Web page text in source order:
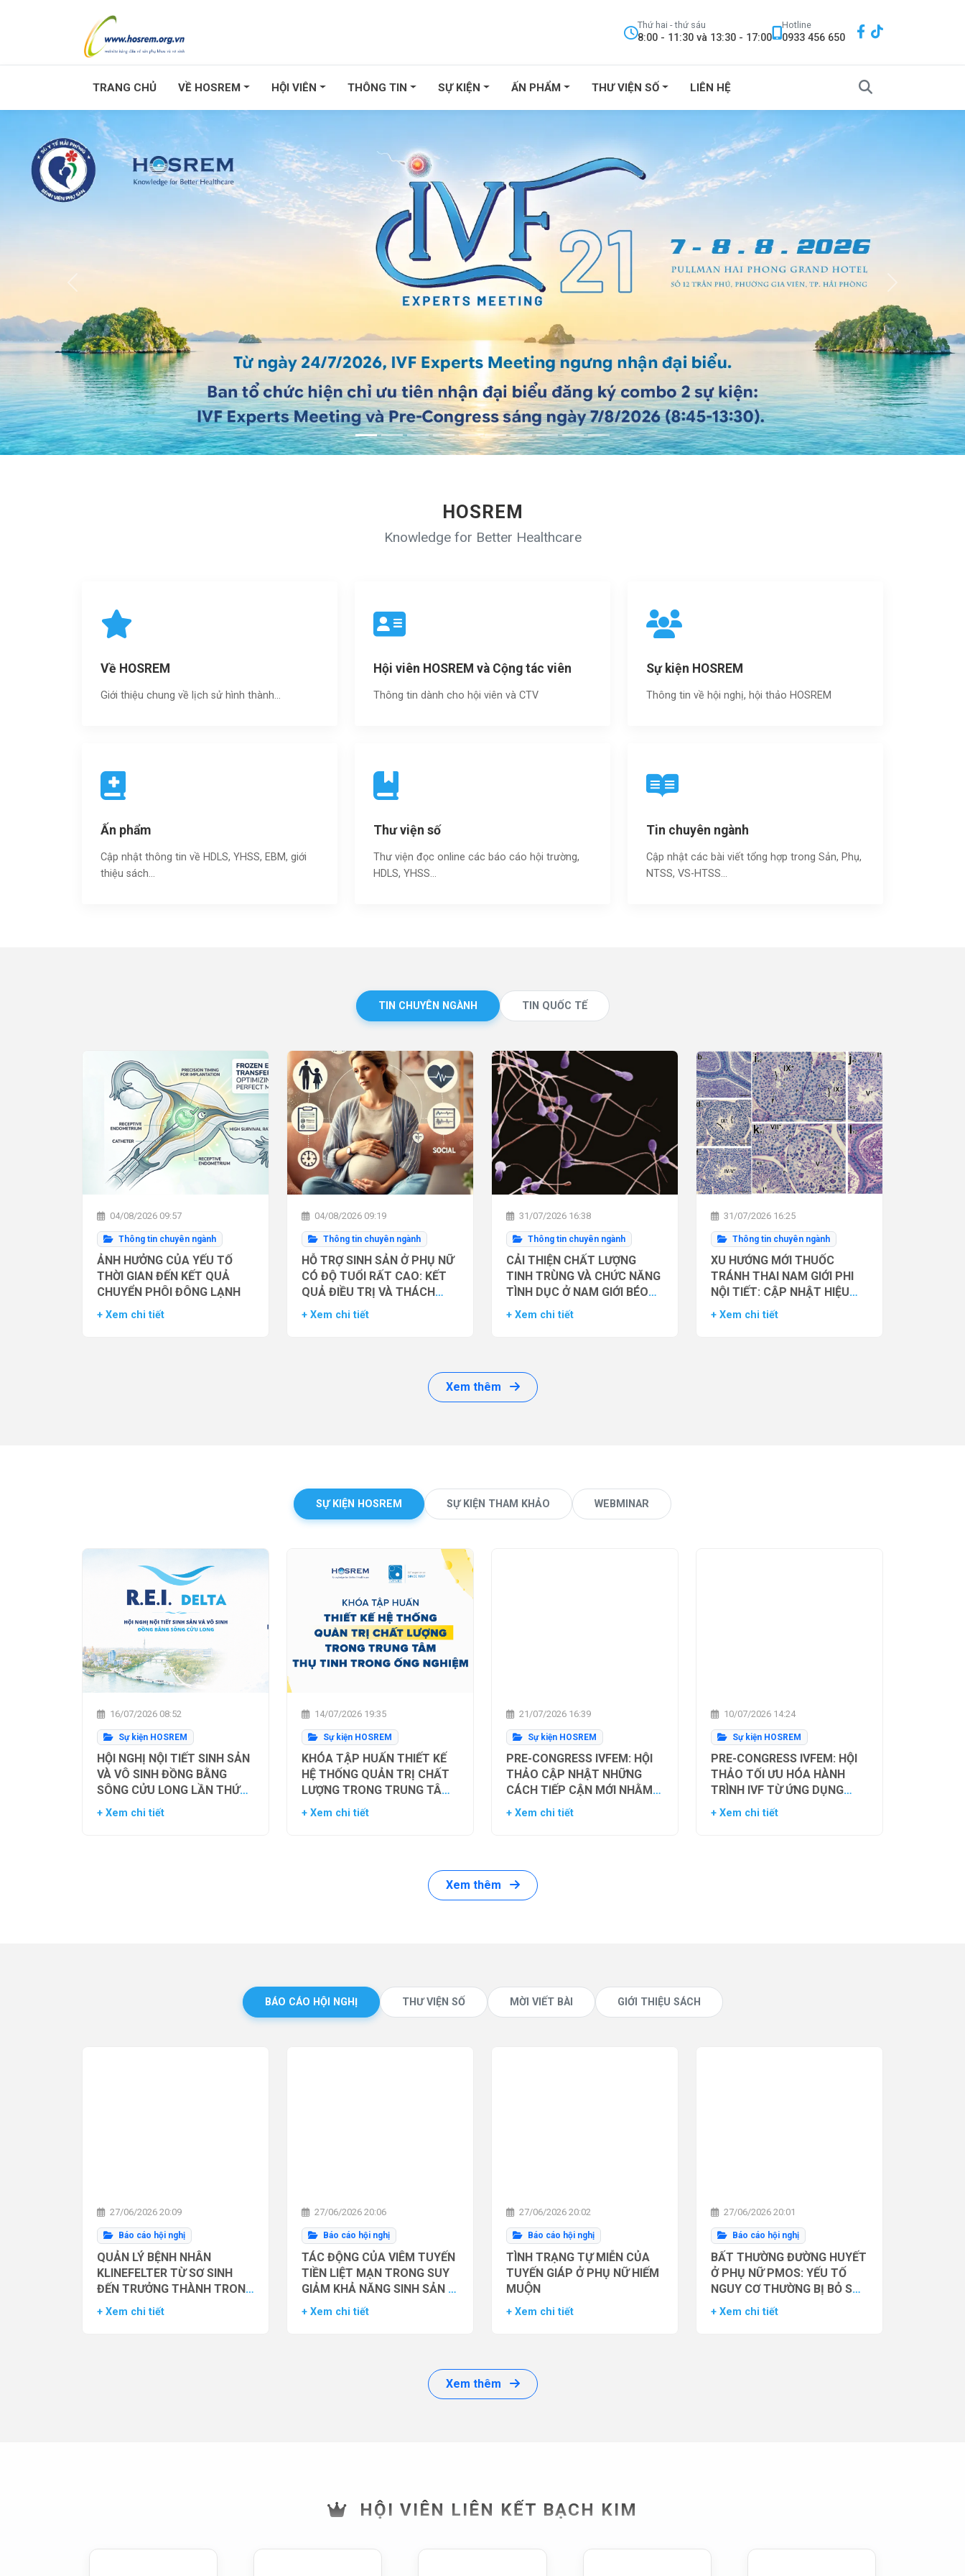
Thứ hai - thứ sáu
8:00 - 11:30 và 13:30 - 17:00
Hotline
0933 456 650
TRANG CHỦ VỀ HOSREM HỘI VIÊN THÔNG TIN SỰ KIỆN ẤN PHẨM THƯ VIỆN SỐ LIÊN HỆ
HOSREM
Knowledge for Better Healthcare
Về HOSREM
Giới thiệu chung về lịch sử hình thành...
Hội viên HOSREM và Cộng tác viên
Thông tin dành cho hội viên và CTV
Sự kiện HOSREM
Thông tin về hội nghị, hội thảo HOSREM
Ấn phẩm
Cập nhật thông tin về HDLS, YHSS, EBM, giới
thiệu sách…
Thư viện số
Thư viện đọc online các báo cáo hội trường,
HDLS, YHSS…
Tin chuyên ngành
Cập nhật các bài viết tổng hợp trong Sản, Phụ,
NTSS, VS-HTSS...
TIN CHUYÊN NGÀNH TIN QUỐC TẾ
04/08/2026 09:57
Thông tin chuyên ngành
ẢNH HƯỞNG CỦA YẾU TỐ
THỜI GIAN ĐẾN KẾT QUẢ
CHUYỂN PHÔI ĐÔNG LẠNH
+ Xem chi tiết
04/08/2026 09:19
Thông tin chuyên ngành
HỖ TRỢ SINH SẢN Ở PHỤ NỮ
CÓ ĐỘ TUỔI RẤT CAO: KẾT
QUẢ ĐIỀU TRỊ VÀ THÁCH
THỨC LÂM SÀNG
+ Xem chi tiết
31/07/2026 16:38
Thông tin chuyên ngành
CẢI THIỆN CHẤT LƯỢNG
TINH TRÙNG VÀ CHỨC NĂNG
TÌNH DỤC Ở NAM GIỚI BÉO
PHÌ BẰNG THUỐC ĐỒNG VẬN
+ Xem chi tiết
31/07/2026 16:25
Thông tin chuyên ngành
XU HƯỚNG MỚI THUỐC
TRÁNH THAI NAM GIỚI PHI
NỘI TIẾT: CẬP NHẬT HIỆU
QUẢ THỬ NGHIỆM LÂM
+ Xem chi tiết
Xem thêm
SỰ KIỆN HOSREM SỰ KIỆN THAM KHẢO WEBMINAR
16/07/2026 08:52
Sự kiện HOSREM
HỘI NGHỊ NỘI TIẾT SINH SẢN
VÀ VÔ SINH ĐỒNG BẰNG
SÔNG CỬU LONG LẦN THỨ
NHẤT
+ Xem chi tiết
14/07/2026 19:35
Sự kiện HOSREM
KHÓA TẬP HUẤN THIẾT KẾ
HỆ THỐNG QUẢN TRỊ CHẤT
LƯỢNG TRONG TRUNG TÂM
THỤ TINH TRONG ỐNG
+ Xem chi tiết
21/07/2026 16:39
Sự kiện HOSREM
PRE-CONGRESS IVFEM: HỘI
THẢO CẬP NHẬT NHỮNG
CÁCH TIẾP CẬN MỚI NHẰM
TỐI ƯU HÓA TỶ LỆ THÀNH
+ Xem chi tiết
10/07/2026 14:24
Sự kiện HOSREM
PRE-CONGRESS IVFEM: HỘI
THẢO TỐI ƯU HÓA HÀNH
TRÌNH IVF TỪ ỨNG DỤNG
HIỆN TẠI ĐẾN XU HƯỚNG
+ Xem chi tiết
Xem thêm
BÁO CÁO HỘI NGHỊ THƯ VIỆN SỐ MỜI VIẾT BÀI GIỚI THIỆU SÁCH
27/06/2026 20:09
Báo cáo hội nghị
QUẢN LÝ BỆNH NHÂN
KLINEFELTER TỪ SƠ SINH
ĐẾN TRƯỞNG THÀNH TRONG
THỰC HÀNH HỖ TRỢ SINH
+ Xem chi tiết
27/06/2026 20:06
Báo cáo hội nghị
TÁC ĐỘNG CỦA VIÊM TUYẾN
TIỀN LIỆT MẠN TRONG SUY
GIẢM KHẢ NĂNG SINH SẢN Ở
NAM GIỚI
+ Xem chi tiết
27/06/2026 20:02
Báo cáo hội nghị
TÌNH TRẠNG TỰ MIỄN CỦA
TUYẾN GIÁP Ở PHỤ NỮ HIẾM
MUỘN
+ Xem chi tiết
27/06/2026 20:01
Báo cáo hội nghị
BẤT THƯỜNG ĐƯỜNG HUYẾT
Ở PHỤ NỮ PMOS: YẾU TỐ
NGUY CƠ THƯỜNG BỊ BỎ SÓT
– DỮ LIỆU TỪ NGHIÊN CỨU
+ Xem chi tiết
Xem thêm
HỘI VIÊN LIÊN KẾT BẠCH KIM